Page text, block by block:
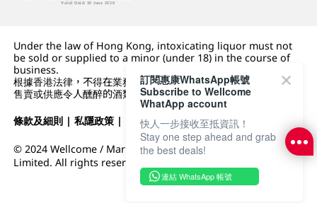
Under the law of Hong Kong, intoxicating liquor must not
be sold or supplied to a minor (under 18) in the course of
business.
根據香港法律，不得在業務過程中，向未成年人 (18 歲以下人士)
售賣或供應令人醺醉的酒類。
條款及細則 |私隱政策 | DFI零售集團
© 2024 Wellcome / Market Place. The Dairy Farm Company
Limited. All rights reserved.
訂閱惠康WhatsApp帳號
Subscribe to Wellcome
WhatApp account
快人一步接收至抵資訊！
Stay one step ahead and grab
the best deals!
連結 WhatsApp 帳號